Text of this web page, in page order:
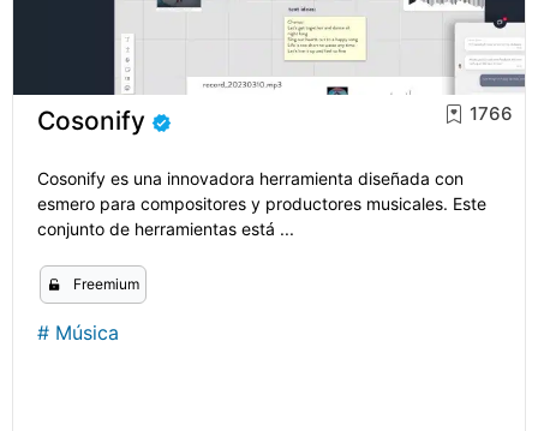
Cosonify 1766
Cosonify es una innovadora herramienta diseñada con
esmero para compositores y productores musicales. Este
conjunto de herramientas está ...
Freemium
# Música